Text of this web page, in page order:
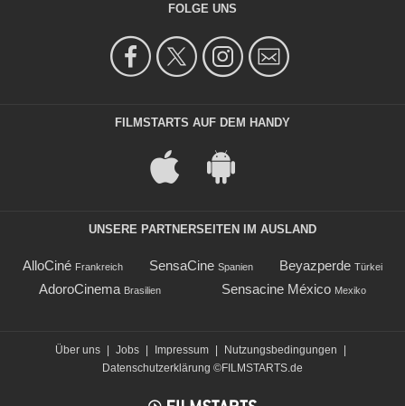
FOLGE UNS
FILMSTARTS AUF DEM HANDY
UNSERE PARTNERSEITEN IM AUSLAND
AlloCiné Frankreich SensaCine Spanien Beyazperde Türkei
AdoroCinema Brasilien Sensacine México Mexiko
Über uns | Jobs | Impressum | Nutzungsbedingungen
|
Datenschutzerklärung ©FILMSTARTS.de